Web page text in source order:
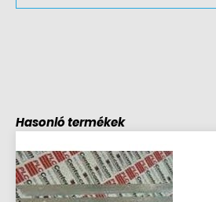
Hasonló termékek